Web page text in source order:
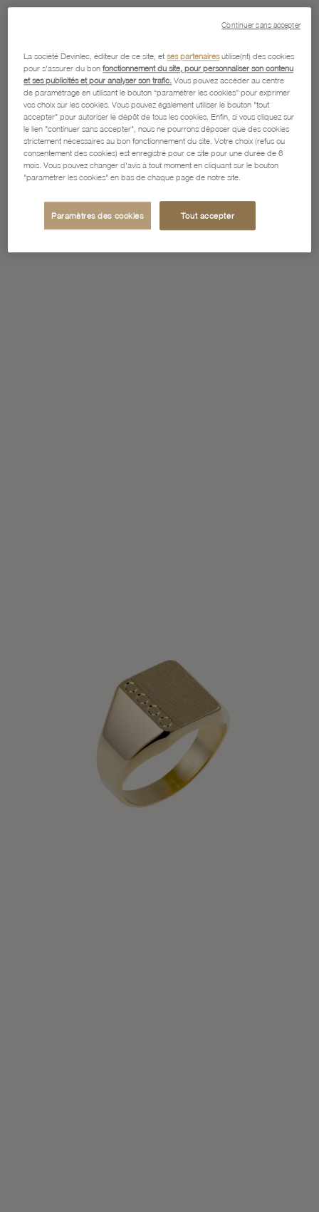
La société Devinlec, éditeur de ce site, etses partenairesutilise(nt) des cookies
pour s'assurer du bonfonctionnement du site, pour personnaliser son contenu
et ses publicités et pour analyser son trafic. Vous pouvez accéder au centre
de paramétrage en utilisant le bouton “paramétrer les cookies” pour exprimer
vos choix sur les cookies. Vous pouvez également utiliser le bouton "tout
accepter" pour autoriser le dépôt de tous les cookies. Enfin, si vous cliquez sur
le lien "continuer sans accepter", nous ne pourrons déposer que des cookies
strictement nécessaires au bon fonctionnement du site. Votre choix (refus ou
consentement des cookies) est enregistré pour ce site pour une durée de 6
mois. Vous pouvez changer d'avis à tout moment en cliquant sur le bouton
"paramétrer les cookies" en bas de chaque page de notre site.
Paramètres des cookies Tout accepter
Continuer sans accepter